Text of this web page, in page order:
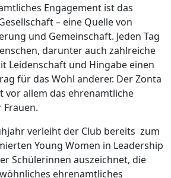
Engagement ist das
– eine Quelle von
und Gemeinschaft. Jeden Tag
darunter auch zahlreiche
Leidenschaft und Hingabe einen
für das Wohl anderer. Der Zonta
vor allem das ehrenamtliche
Frauen.
verleiht der Club bereits zum
Young Women in Leadership
Schülerinnen auszeichnet, die
ehrenamtliches